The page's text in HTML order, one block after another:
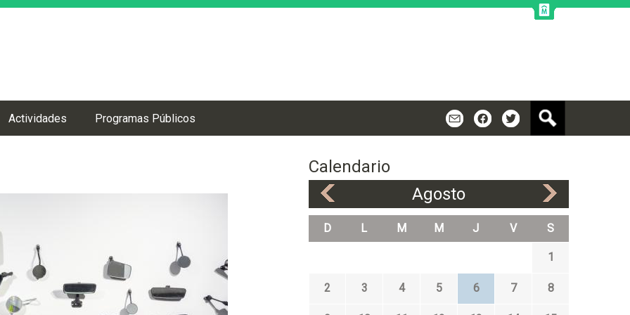
Calendario
Agosto
D L M M J V S
1
2 3 4 5 6 7 8
Actividades Programas Públicos
s